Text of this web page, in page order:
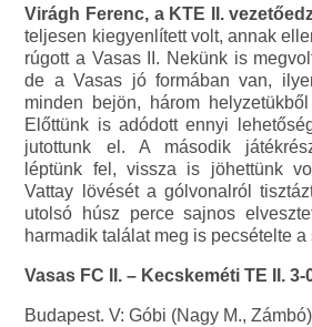
Virágh Ferenc, a KTE II.
teljesen kiegyenlített volt, annak
rúgott a Vasas II. Nekünk is
de a Vasas jó formában van,
minden bejön, három
Előttünk is adódott ennyi
jutottunk el. A második
léptünk fel, vissza is jöhettünk
Vattay lövését a gólvonalról
utolsó húsz perce sajnos
harmadik találat meg is pecsételte a
Vasas FC II. – Kecskeméti TE II. 3-
Budapest. V: Góbi (Nagy M., Zámbó)